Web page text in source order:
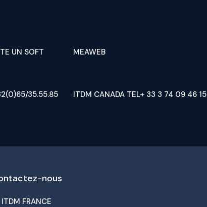
UN SOFT MEAWEB
35.55.85 ITDM CANADA TEL+ 33 3 74 09 46 15
nous
ITDM FRANCE